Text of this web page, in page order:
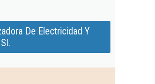
De Electricidad Y